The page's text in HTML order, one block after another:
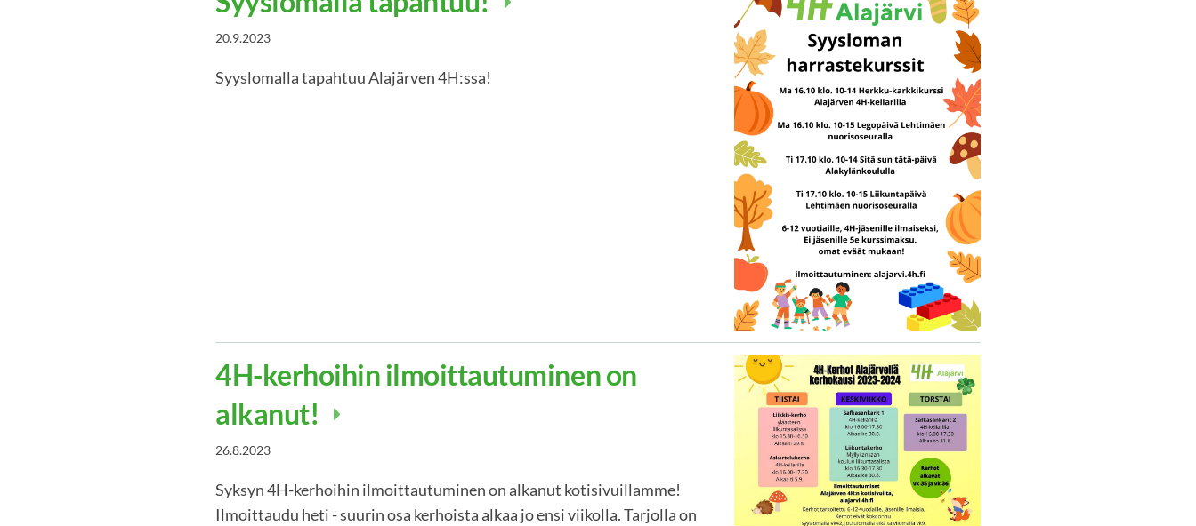
20.9.2023
Syyslomalla tapahtuu Alajärven 4H:ssa!
4H-kerhoihin ilmoittautuminen on
alkanut!
26.8.2023
Syksyn 4H-kerhoihin ilmoittautuminen on alkanut kotisivuillamme!
Ilmoittaudu heti - suurin osa kerhoista alkaa jo ensi viikolla. Tarjolla on